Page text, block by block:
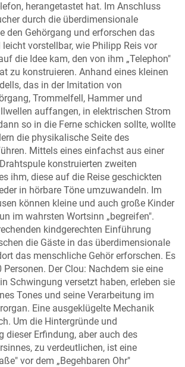
herangetastet hat. Im Anschluss
durch die überdimensionale
den Gehörgang und erforschen das
vorstellbar, wie Philipp Reis vor
die Idee kam, den von ihm „Telephon"
zu konstruieren. Anhand eines kleinen
das in der Imitation von
Trommelfell, Hammer und
auffangen, in elektrischen Strom
so in die Ferne schicken sollte, wollte
die physikalische Seite des
Mittels eines einfachst aus einer
konstruierten zweiten
ihm, diese auf die Reise geschickten
in hörbare Töne umzuwandeln. Im
können kleine und auch große Kinder
im wahrsten Wortsinn „begreifen".
kindgerechten Einführung
die Gäste in das überdimensionale
das menschliche Gehör erforschen. Es
Der Clou: Nachdem sie eine
Schwingung versetzt haben, erleben sie
Tones und seine Verarbeitung im
Eine ausgeklügelte Mechanik
Um die Hintergründe und
dieser Erfindung, aber auch des
zu verdeutlichen, ist eine
vor dem „Begehbaren Ohr"